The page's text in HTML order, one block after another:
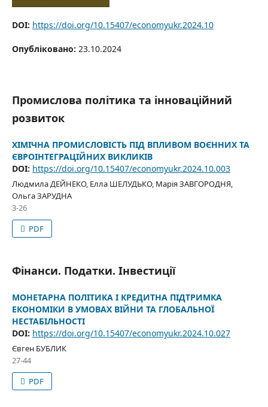
DOI: https://doi.org/10.15407/economyukr.2024.10
Опубліковано: 23.10.2024
Промислова політика та інноваційний
розвиток
ХІМІЧНА ПРОМИСЛОВІСТЬ ПІД ВПЛИВОМ ВОЄННИХ ТА
ЄВРОІНТЕГРАЦІЙНИХ ВИКЛИКІВ
DOI: https://doi.org/10.15407/economyukr.2024.10.003
Людмила ДЕЙНЕКО, Елла ШЕЛУДЬКО, Марія ЗАВГОРОДНЯ,
Oльга ЗАРУДНА
3-26
PDF
Фінанси. Податки. Інвестиції
МОНЕТАРНА ПОЛІТИКА І КРЕДИТНА ПІДТРИМКА
ЕКОНОМІКИ В УМОВАХ ВІЙНИ ТА ГЛОБАЛЬНОЇ
НЕСТАБІЛЬНОСТІ
DOI: https://doi.org/10.15407/economyukr.2024.10.027
Євген БУБЛИК
27-44
PDF